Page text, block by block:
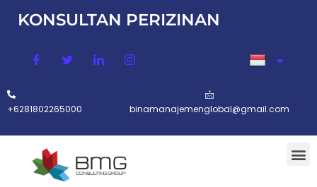
KONSULTAN PERIZINAN
+6281802265000 binamanajemenglobal@gmail.com